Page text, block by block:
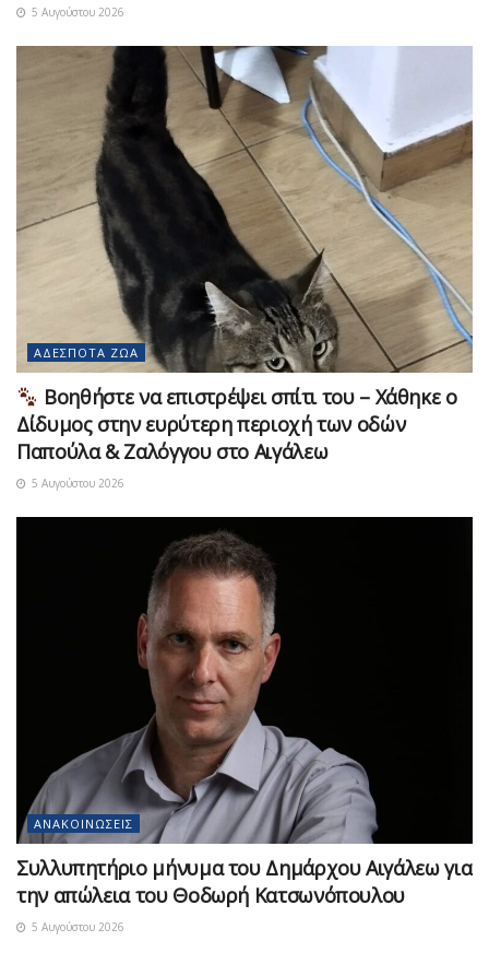
5 Αυγούστου 2026
ΑΔΈΣΠΟΤΑ ΖΏΑ
Βοηθήστε να επιστρέψει σπίτι του – Χάθηκε ο
Δίδυμος στην ευρύτερη περιοχή των οδών
Παπούλα & Ζαλόγγου στο Αιγάλεω
5 Αυγούστου 2026
ΑΝΑΚΟΙΝΏΣΕΙΣ
Συλλυπητήριο μήνυμα του Δημάρχου Αιγάλεω για
την απώλεια του Θοδωρή Κατσωνόπουλου
5 Αυγούστου 2026